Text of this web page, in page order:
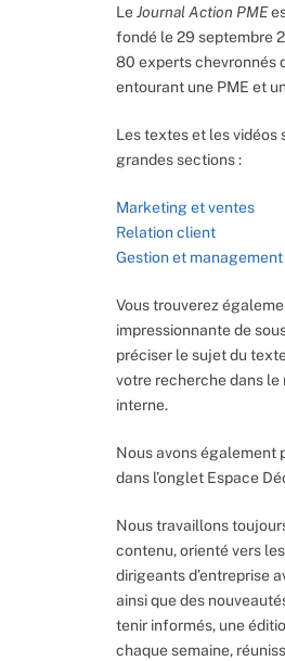
LeJournal Action PME
fondé le 29 septembre
80 experts chevronnés
entourant une PME et
Les textes et les vidéos
grandes sections :
Marketing et ventes
Relation client
Gestion et management
Vous trouverez
impressionnante de
préciser le sujet du
votre recherche dans
interne.
Nous avons également
dans l’onglet Espace
Nous travaillons
contenu, orienté vers
dirigeants d’entreprise
ainsi que des
tenir informés, une
chaque semaine,